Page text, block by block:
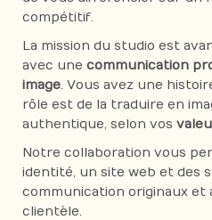
compétitif.
La mission du studio est
avec une communication
image. Vous avez une
rôle est de la traduire en
authentique, selon vos
Notre collaboration vous
identité, un site web et des
communication originaux
clientèle.